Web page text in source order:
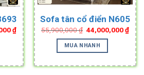
₫.
₫Current
price
is:
43,900,000 ₫.
Sofa tân cổ điển N605
55,900,000₫ Original
price
was:
55,900,000 ₫.
44,000,000₫
price
is:
MUA NHANH